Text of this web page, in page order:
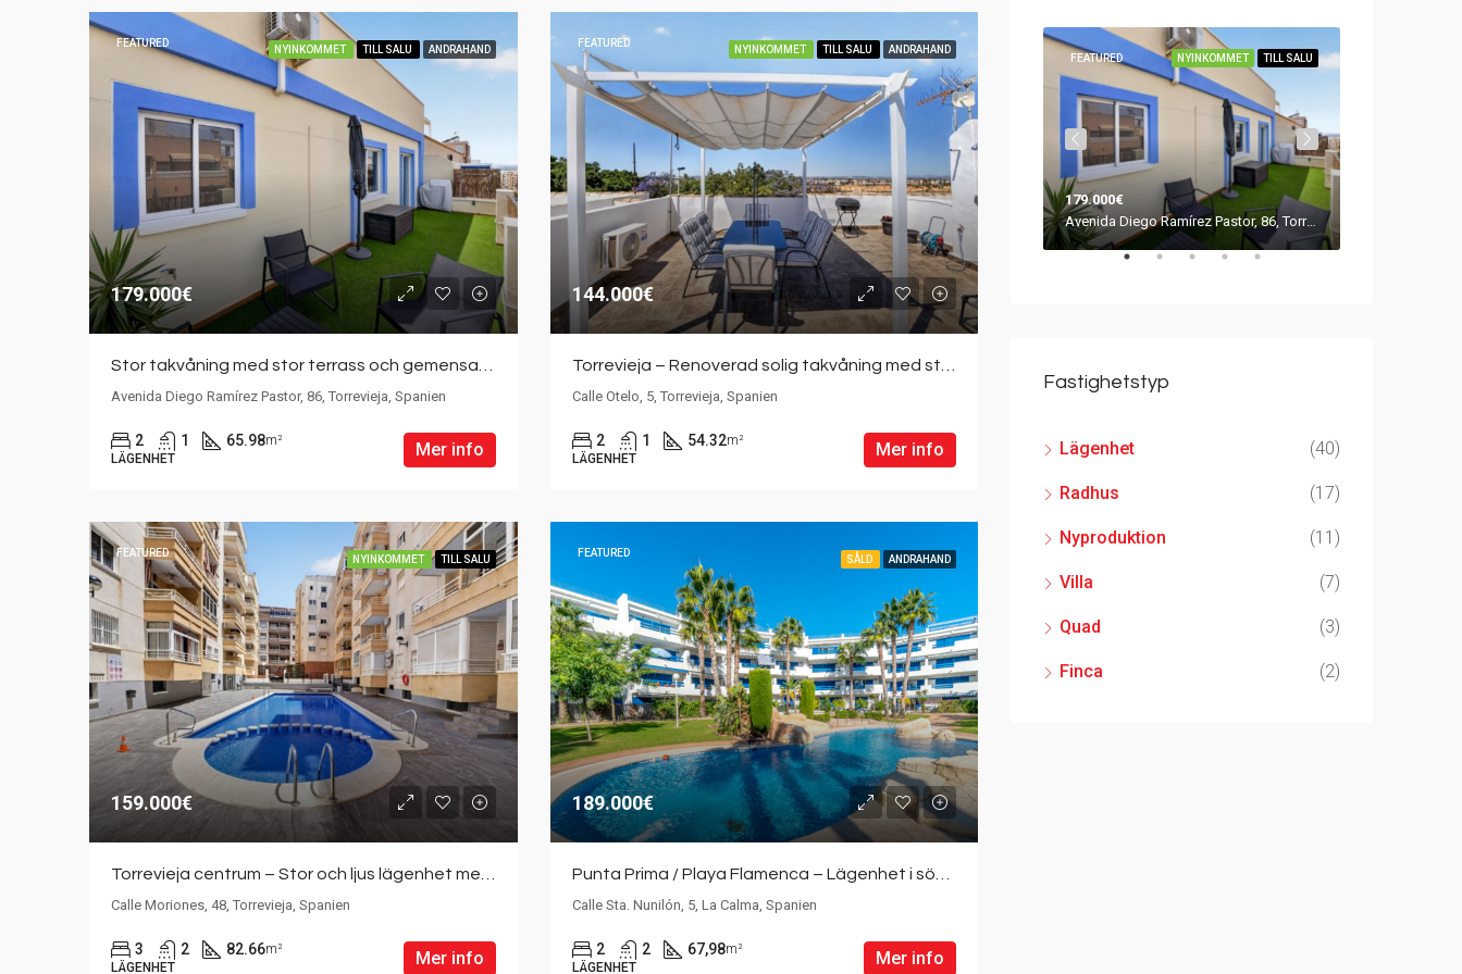
FEATURED
NYINKOMMET TILL SALU ANDRAHAND
179.000€
Avenida Diego Ramírez Pastor, 86, Torrevieja, Spanien
2 1 65.98m²
LÄGENHET
Mer info
FEATURED
NYINKOMMET TILL SALU ANDRAHAND
144.000€
Calle Otelo, 5, Torrevieja, Spanien
2 1 54.32m²
LÄGENHET
Mer info
FEATURED
NYINKOMMET TILL SALU
159.000€
Calle Moriones, 48, Torrevieja, Spanien
3 2 82.66m²
LÄGENHET
Mer info
FEATURED
SÅLD ANDRAHAND
189.000€
Calle Sta. Nunilón, 5, La Calma, Spanien
2 2 67,98m²
LÄGENHET
Mer info
FEATURED
115.000€
NYINKOMMET TILL SALU
FEATURED
179.000€
Avenida Diego Ramírez Pastor, 86, Torrevieja, Spanien
Fastighetstyp
Lägenhet (40)
Radhus (17)
Nyproduktion (11)
Villa (7)
Quad (3)
Finca (2)